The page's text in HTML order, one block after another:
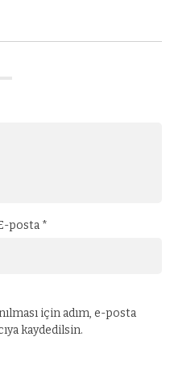
posta *
için adım, e-posta
kaydedilsin.